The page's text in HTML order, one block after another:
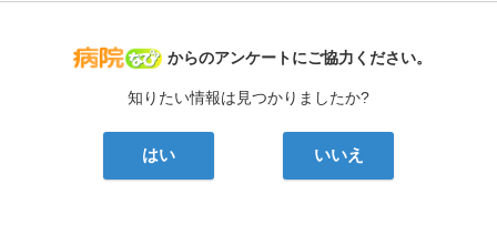
病院なび
からのアンケートにご協力ください。
知りたい情報は見つかりましたか?
はい いいえ